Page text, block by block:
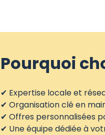
Pourquoi
✔ Expertise locale et
✔ Organisation clé en
✔ Offres personnalisées
✔ Une équipe dédiée à